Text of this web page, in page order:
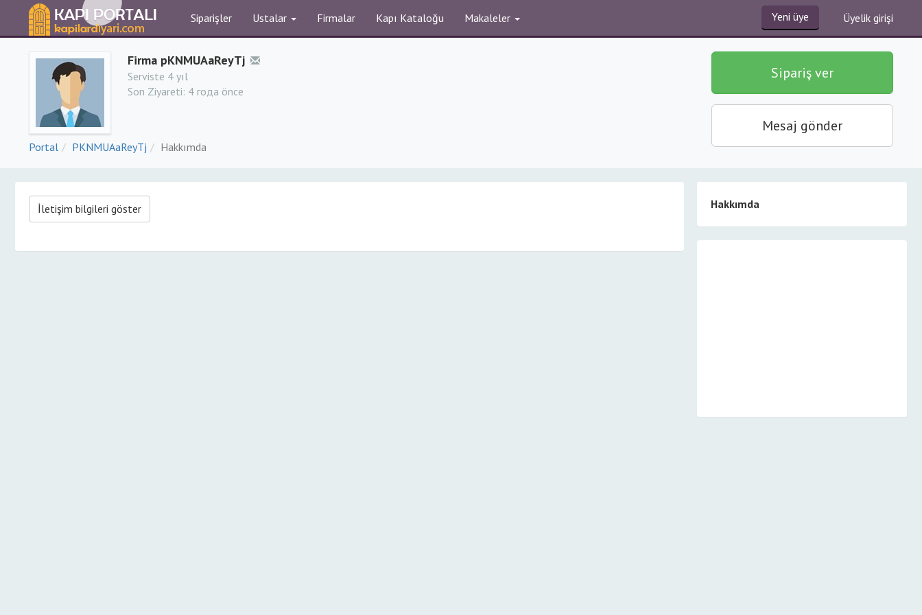
Siparişler Ustalar Firmalar Kapı Kataloğu Makaleler Yeni üye Üyelik girişi
Firma pKNMUAaReyTj
Serviste 4 yıl
Son Ziyareti: 4 года önce
Portal PKNMUAaReyTj Hakkımda
Sipariş ver
Mesaj gönder
İletişim bilgileri göster Hakkımda